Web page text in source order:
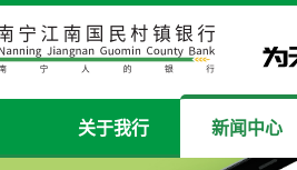
关于我行 新闻中心